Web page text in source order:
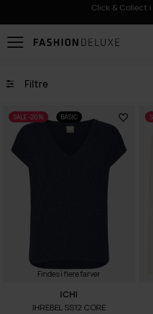
Click & Collect
Filtre
SALE -20% BASIC
Findes i flere farver
ICHI
IHREBEL SS12 CORE